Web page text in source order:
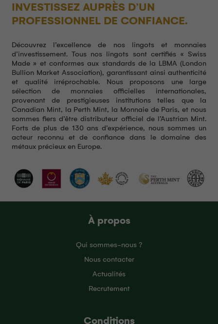
INVESTISSEZ AUPRÈS D’UN
PROFESSIONNEL DE CONFIANCE.
Découvrez l’excellence de nos lingots et monnaies
d’investissement. Tous nos lingots sont certifiés « Swiss
Made » et conformes aux standards de la LBMA (London
Bullion Market Association), garantissant ainsi authenticité
et qualité irréprochable. Nous proposons une large
sélection de monnaies officielles internationales,
provenant de prestigieuses institutions telles que la
Canadian Mint, la Perth Mint, la Monnaie de Paris, et nous
sommes fiers d’être distributeur officiel de l’Austrian Mint.
Forts de plus de 130 ans d’expérience, nous sommes un
acteur reconnu et de confiance dans le domaine des
métaux précieux en Europe.
À propos
Qui sommes-nous ?
Nous contacter
Actualités
Recrutement
Conditions